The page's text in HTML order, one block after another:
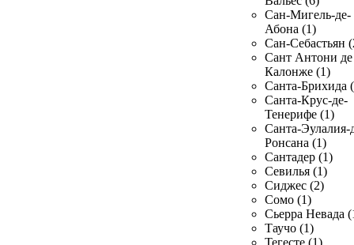
Сан-Мигель-де-
Абона (1)
Сан-Себастьян
Сант Антони де
Калонже (1)
Санта-Брихида
Санта-Крус-де-
Тенерифе (1)
Санта-Эулалия-
Ронсана (1)
Сантадер (1)
Севилья (1)
Сиджес (2)
Сомо (1)
Сьерра Невада
Таучо (1)
Тегесте (1)